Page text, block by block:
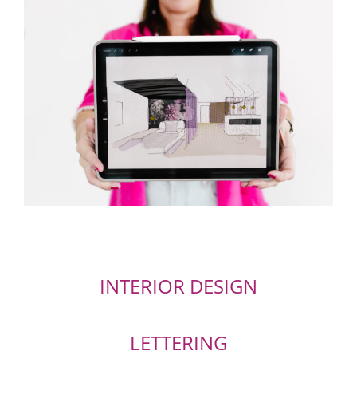
INTERIOR DESIGN
LETTERING